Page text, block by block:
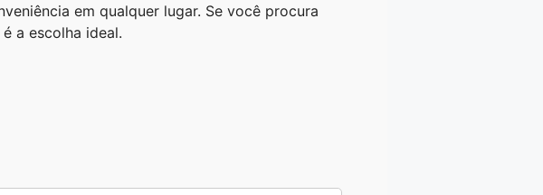
em qualquer lugar. Se você procura
é a escolha ideal.